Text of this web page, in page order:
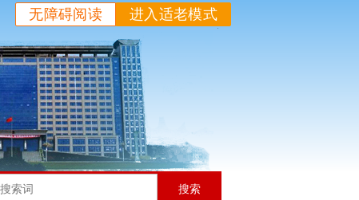
进入适老模式
无障碍阅读
搜索